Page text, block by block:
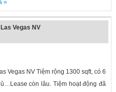
»
Vegas NV
Vegas NV Tiệm rộng 1300 sqft, có 6
còn lâu. Tiệm hoạt động đã